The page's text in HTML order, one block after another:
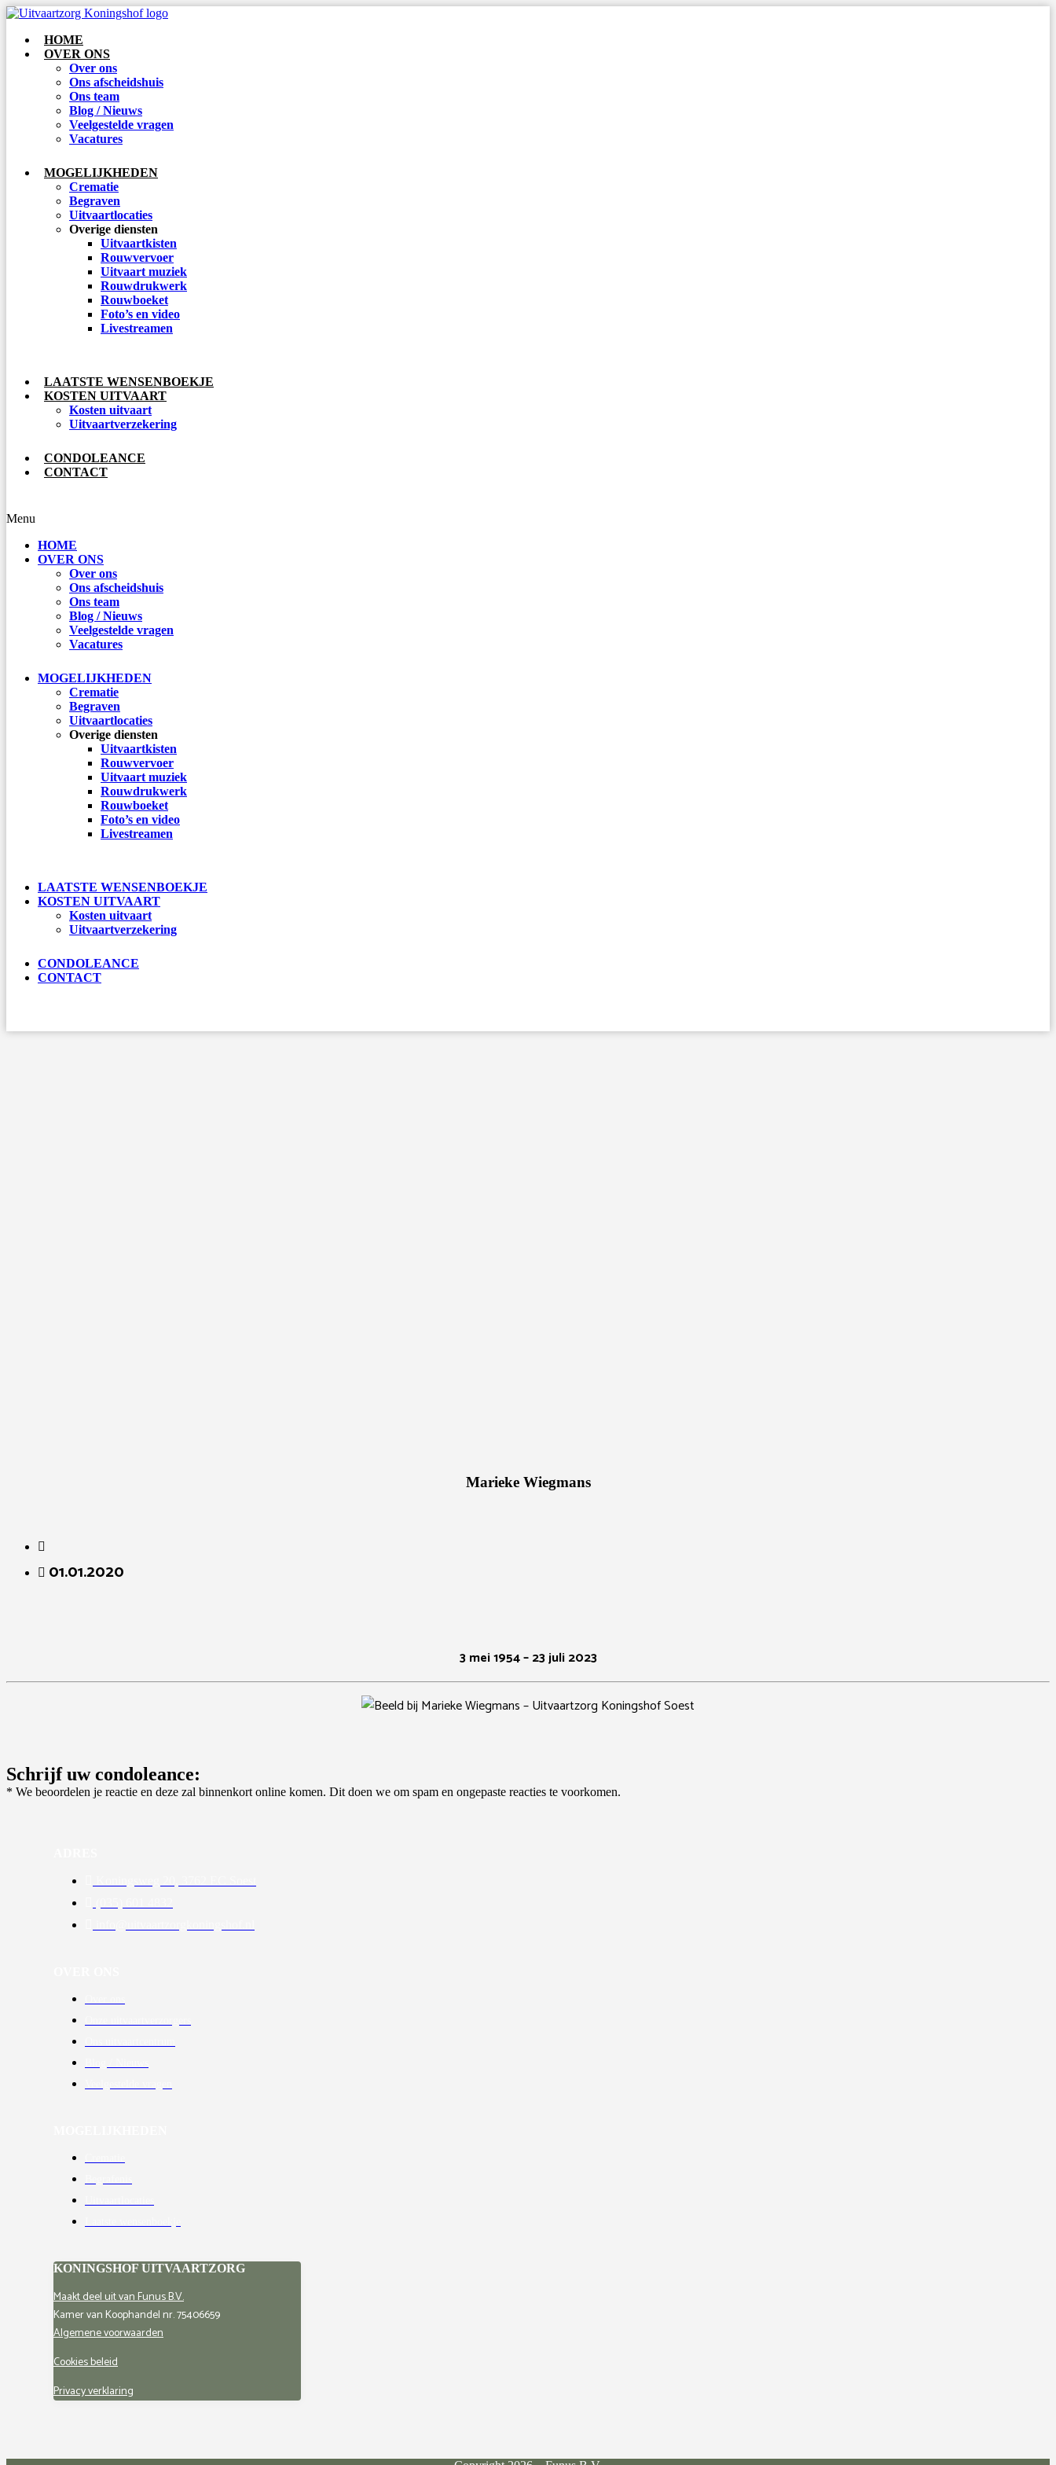
HOME
OVER ONS
Over ons
Ons afscheidshuis
Ons team
Blog / Nieuws
Veelgestelde vragen
Vacatures
MOGELIJKHEDEN
Crematie
Begraven
Uitvaartlocaties
Overige diensten
Uitvaartkisten
Rouwvervoer
Uitvaart muziek
Rouwdrukwerk
Rouwboeket
Foto’s en video
Livestreamen
LAATSTE WENSENBOEKJE
KOSTEN UITVAART
Kosten uitvaart
Uitvaartverzekering
CONDOLEANCE
CONTACT
Menu
HOME
OVER ONS
Over ons
Ons afscheidshuis
Ons team
Blog / Nieuws
Veelgestelde vragen
Vacatures
MOGELIJKHEDEN
Crematie
Begraven
Uitvaartlocaties
Overige diensten
Uitvaartkisten
Rouwvervoer
Uitvaart muziek
Rouwdrukwerk
Rouwboeket
Foto’s en video
Livestreamen
LAATSTE WENSENBOEKJE
KOSTEN UITVAART
Kosten uitvaart
Uitvaartverzekering
CONDOLEANCE
CONTACT
Marieke Wiegmans
01.01.2020
3 mei 1954 – 23 juli 2023
Schrijf uw condoleance:
* We beoordelen je reactie en deze zal binnenkort online komen. Dit doen we om spam en ongepaste reacties te voorkomen.
KONINGSHOF UITVAARTZORG
Maakt deel uit van Funus B.V.
Kamer van Koophandel nr. 75406659
Algemene voorwaarden
Cookies beleid
Privacy verklaring